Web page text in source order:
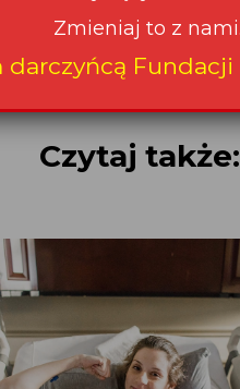
Czytaj także: